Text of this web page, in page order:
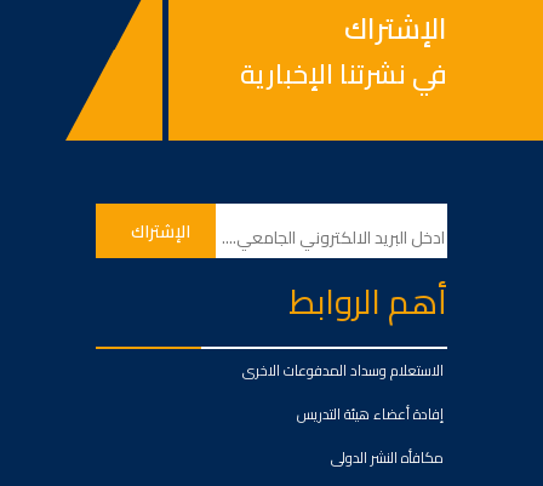
الإشتراك
في نشرتنا الإخبارية
أهم الروابط
الاستعلام وسداد المدفوعات الاخرى
إفادة أعضاء هيئة التدريس
مكافأه النشر الدولى